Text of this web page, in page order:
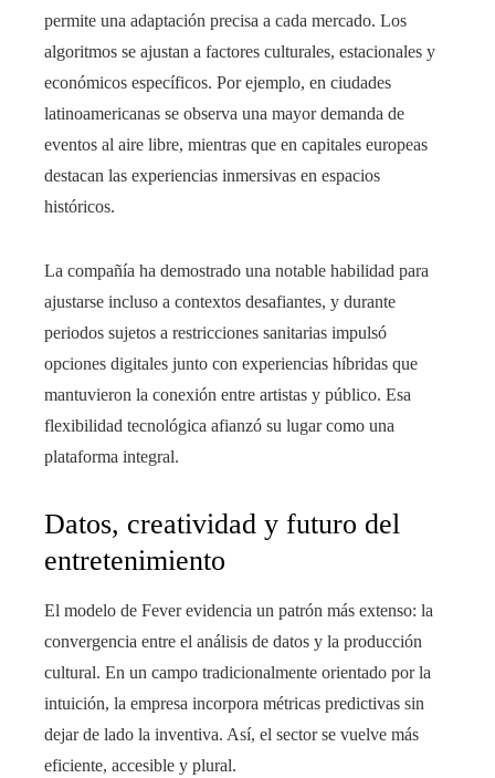
permite una adaptación precisa a cada mercado. Los
algoritmos se ajustan a factores culturales, estacionales y
económicos específicos. Por ejemplo, en ciudades
latinoamericanas se observa una mayor demanda de
eventos al aire libre, mientras que en capitales europeas
destacan las experiencias inmersivas en espacios
históricos.
La compañía ha demostrado una notable habilidad para
ajustarse incluso a contextos desafiantes, y durante
periodos sujetos a restricciones sanitarias impulsó
opciones digitales junto con experiencias híbridas que
mantuvieron la conexión entre artistas y público. Esa
flexibilidad tecnológica afianzó su lugar como una
plataforma integral.
Datos, creatividad y futuro del
entretenimiento
El modelo de Fever evidencia un patrón más extenso: la
convergencia entre el análisis de datos y la producción
cultural. En un campo tradicionalmente orientado por la
intuición, la empresa incorpora métricas predictivas sin
dejar de lado la inventiva. Así, el sector se vuelve más
eficiente, accesible y plural.